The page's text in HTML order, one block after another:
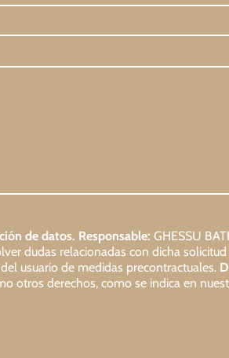
de datos. Responsable: GHESSU
dudas relacionadas con dicha
usuario de medidas precontractuales.
otros derechos, como se indica en